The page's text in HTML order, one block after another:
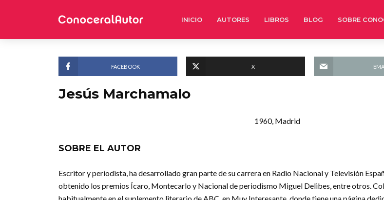
INICIO AUTORES LIBROS BLOG SOBRE
FACEBOOK X
Jesús Marchamalo
1960, Madrid
SOBRE EL AUTOR
Escritor y periodista, ha desarrollado gran parte de su carrera en Radio Nacional y Televisión
obtenido los premios Ícaro, Montecarlo y Nacional de periodismo Miguel Delibes, entre otros.